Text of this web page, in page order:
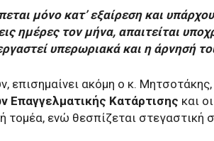
μόνο κατ’ εξαίρεση και
ημέρες τον μήνα, απαιτείται
υπερωριακά και η άρνησή
επισημαίνει ακόμη ο κ. Μητσοτάκης,
Επαγγελματικής Κατάρτισης και
τομέα, ενώ θεσπίζεται στεγαστική